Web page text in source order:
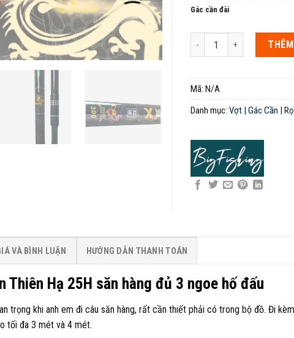
Gác cần đài
Gác cần hố đấu săn hàng
Mã: N/A
Danh mục: Vợt | Gác Cần |
VÀ BÌNH LUẬN HƯỚNG DẪN THANH TOÁN
Thiên Hạ 25H săn hàng đủ 3 ngoe hố đấu
trọng khi anh em đi câu săn hàng, rất cần thiết phải có trong bộ đồ. Đi
tối đa 3 mét và 4 mét.